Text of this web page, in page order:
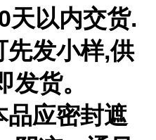
天以内交货.
先发小样,供
货。
品应密封遮